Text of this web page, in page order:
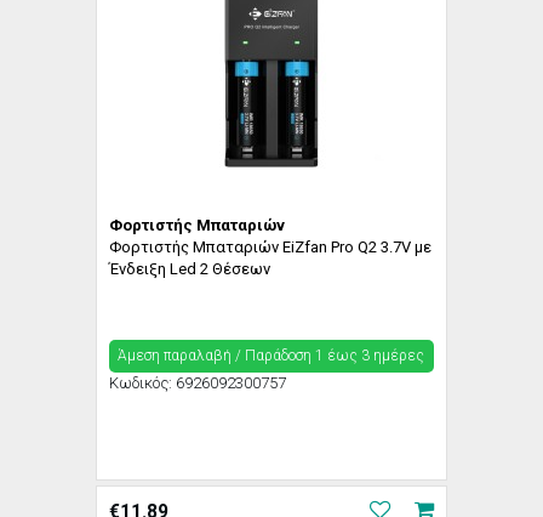
Φορτιστής Μπαταριών
Φορτιστής Μπαταριών EiZfan Pro Q2 3.7V με
Ένδειξη Led 2 Θέσεων
Άμεση παραλαβή / Παράδoση 1 έως 3 ημέρες
Κωδικός: 6926092300757
€11.89